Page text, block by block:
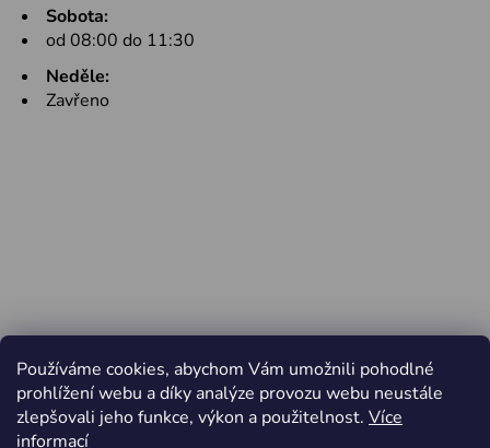
Používáme cookies, abychom Vám umožnili pohodlné
prohlížení webu a díky analýze provozu webu neustále
zlepšovali jeho funkce, výkon a použitelnost. Více
informací
Sobota:
od 08:00 do 11:30
Neděle:
Zavřeno